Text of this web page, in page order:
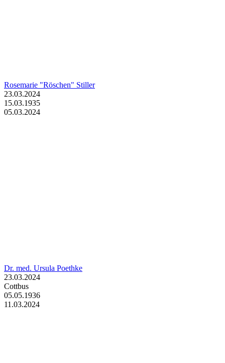
Rosemarie "Röschen" Stiller
23.03.2024
15.03.1935
05.03.2024
Dr. med. Ursula Poethke
23.03.2024
Cottbus
05.05.1936
11.03.2024